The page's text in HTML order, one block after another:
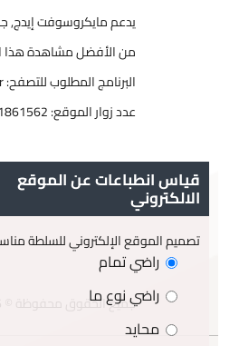
قياس انطباعات عن الموقع
الالكتروني
تصميم الموقع الإلكتروني للسلطة مناسب
راضي تمام
راضي نوع ما
محايد
يدعم مايكروسوفت إيدج,
من الأفضل مشاهدة هذا الموقع
البرنامج المطلوب للتصفح: Adobe Reader
عدد زوار الموقع:1861562
جميع الحقوق محفوظة © 2026 سلطة اقليم البترا التنموي السياحي